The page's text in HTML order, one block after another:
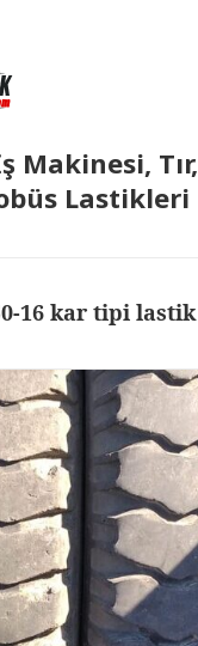
Makinesi, Tır,
Lastikleri
16 kar tipi lastik